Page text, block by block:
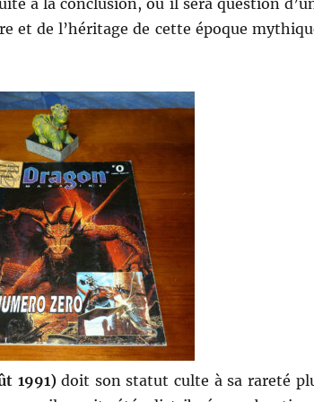
à la conclusion, où il sera question
et de l’héritage de cette époque
1991)doit son statut culte à sa rareté